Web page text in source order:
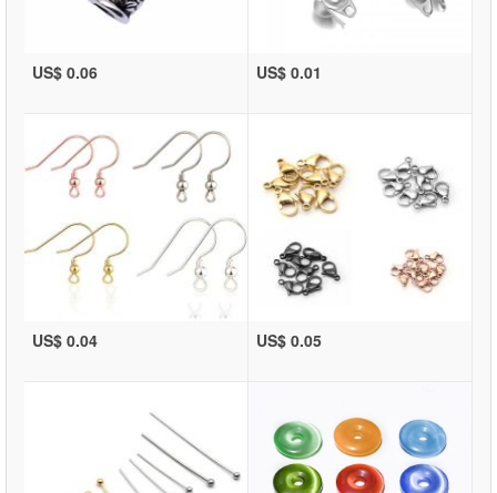
US$ 0.06 US$ 0.01
US$ 0.04 US$ 0.05